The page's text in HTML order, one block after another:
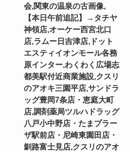
会,関東の温泉の古画像,
【本日午前追記】→タチヤ
神領店,オーケー西宮北口
店,ラムー日吉津店,ドット
エスティイオンモール各務
原インター,わくわく広場志
都美駅付近商業施設,クスリ
のアオキ三園平店,サンドラ
ッグ豊岡7条店・恵庭大町
店,調剤薬局ツルハドラッグ
八戸小中野店・たまプラー
ザ駅前店・尼崎東園田店・
釧路富士見店,クスリのアオ